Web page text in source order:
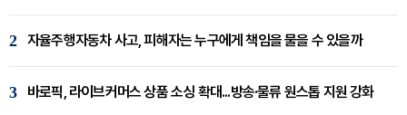
2 자율주행자동차 사고, 피해자는 누구에게 책임을 물을 수 있을까
3 바로픽, 라이브커머스 상품 소싱 확대...방송·물류 원스톱 지원 강화